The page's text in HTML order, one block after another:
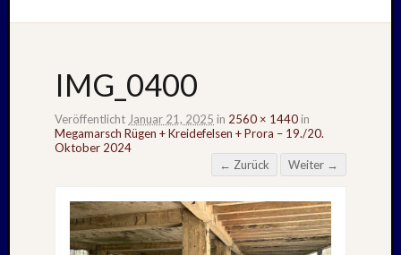
IMG_0400
Veröffentlicht Januar 21, 2025 in 2560 × 1440 in
Megamarsch Rügen + Kreidefelsen + Prora – 19./20.
Oktober 2024
← Zurück
Weiter →